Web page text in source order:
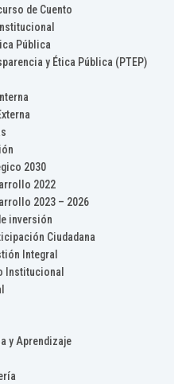
de Cuento
Pública
y Ética Pública (PTEP)
2030
2022
2023 – 2026
inversión
Ciudadana
Integral
Institucional
y Aprendizaje